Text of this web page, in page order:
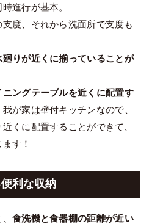
進行が基本。
度、それから洗面所で支度も
廻りが近くに揃っていることが
ニングテーブルを近くに配置す
我が家は壁付キッチンなので、
くに配置することができて、
す！
利な収納
食洗機と食器棚の距離が近い